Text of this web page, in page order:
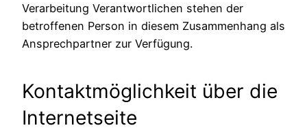
Verarbeitung Verantwortlichen stehen der
betroffenen Person in diesem Zusammenhang als
Ansprechpartner zur Verfügung.
Kontaktmöglichkeit über die
Internetseite